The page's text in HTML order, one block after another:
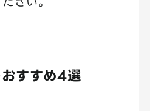
すすめ4選